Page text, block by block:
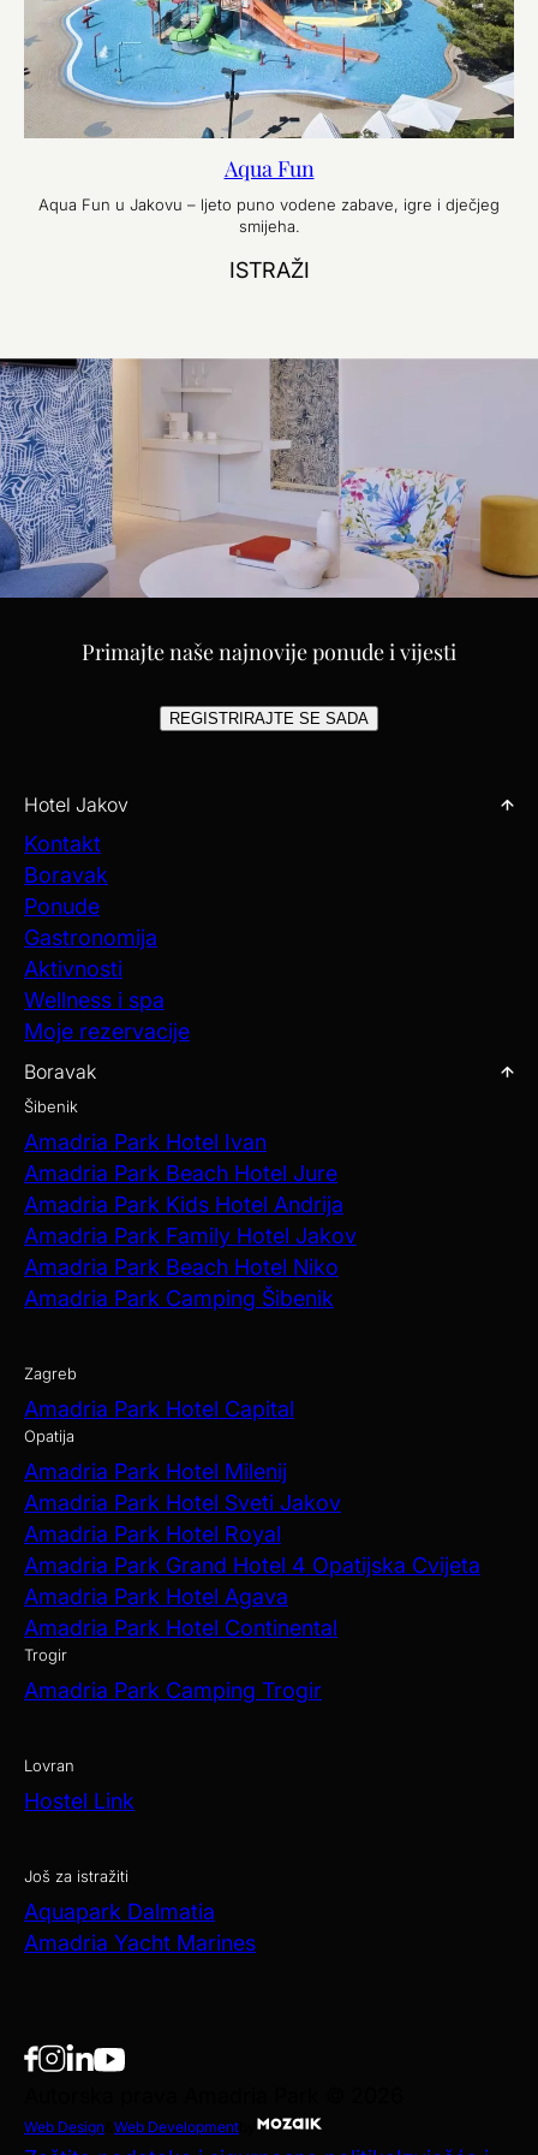
Aqua Fun
Aqua Fun u Jakovu – ljeto puno vodene zabave, igre i dječjeg
smijeha.
ISTRAŽI
Primajte naše najnovije ponude i vijesti
REGISTRIRAJTE SE SADA
Hotel Jakov
Kontakt
Boravak
Ponude
Gastronomija
Aktivnosti
Wellness i spa
Moje rezervacije
Boravak
Šibenik
Amadria Park Hotel Ivan
Amadria Park Beach Hotel Jure
Amadria Park Kids Hotel Andrija
Amadria Park Family Hotel Jakov
Amadria Park Beach Hotel Niko
Amadria Park Camping Šibenik
Zagreb
Amadria Park Hotel Capital
Opatija
Amadria Park Hotel Milenij
Amadria Park Hotel Sveti Jakov
Amadria Park Hotel Royal
Amadria Park Grand Hotel 4 Opatijska Cvijeta
Amadria Park Hotel Agava
Amadria Park Hotel Continental
Trogir
Amadria Park Camping Trogir
Lovran
Hostel Link
Još za istražiti
Aquapark Dalmatia
Amadria Yacht Marines
Web Design Web Development